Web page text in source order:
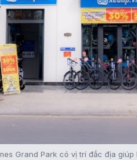
Grand Park có vị trí đắc địa